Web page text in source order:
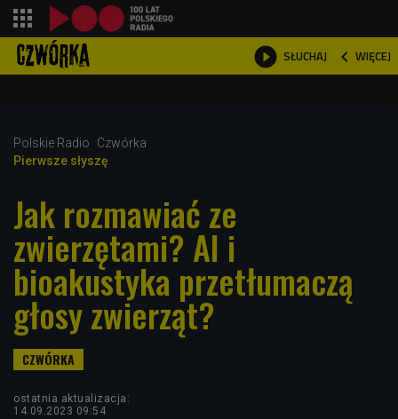
 SŁUCHAJ  WIĘCEJ

Polskie Radio
Czwórka
Pierwsze słyszę
Jak rozmawiać ze
zwierzętami? AI i
bioakustyka przetłumaczą
głosy zwierząt?
ostatnia aktualizacja:
14.09.2023 09:54